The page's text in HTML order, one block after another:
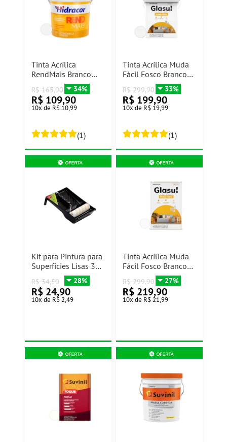
Tinta Acrílica
RendMais Branco
Neve 15L Hidracor
R$ 165,90 34%
R$ 109,90
10x de R$ 10,99
(1)
Tinta Acrílica Muda
Fácil Fosco Branco
Neve 18L Glasu
R$ 299,90 33%
R$ 199,90
10x de R$ 19,99
(1)
Kit para Pintura para
Superfícies Lisas 3
peças Condor
R$ 34,50 28%
R$ 24,90
10x de R$ 2,49
Tinta Acrílica Muda
Fácil Fosco Branco
Neve 18L Glasu
R$ 299,90 27%
R$ 219,90
10x de R$ 21,99